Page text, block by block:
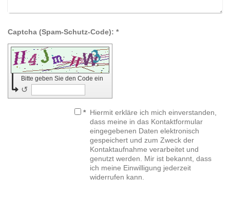
Captcha (Spam-Schutz-Code): *
Bitte geben Sie den Code ein
↺
* Hiermit erkläre ich mich einverstanden,
dass meine in das Kontaktformular
eingegebenen Daten elektronisch
gespeichert und zum Zweck der
Kontaktaufnahme verarbeitet und
genutzt werden. Mir ist bekannt, dass
ich meine Einwilligung jederzeit
widerrufen kann.